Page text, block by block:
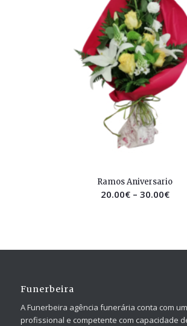
Ramos Aniversario
20.00€– 30.00€
Funerbeira
A Funerbeira agência funerária conta com
profissional e competente com capacidade